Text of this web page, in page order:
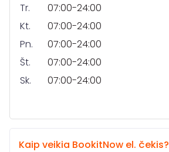
Tr.
07:00-24:00
Kt.
07:00-24:00
Pn.
07:00-24:00
Št.
07:00-24:00
Sk.
07:00-24:00
Kaip veikia BookitNow el. čekis?